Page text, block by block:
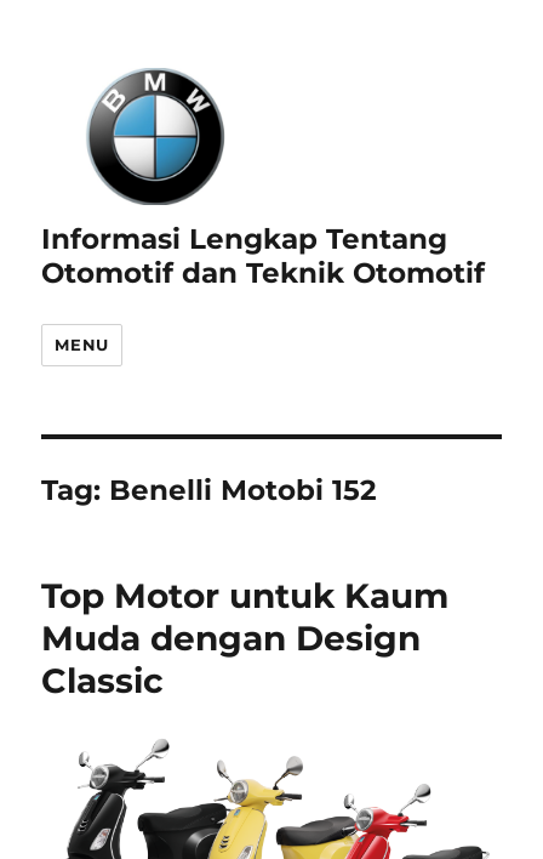
Informasi Lengkap Tentang
Otomotif dan Teknik Otomotif
MENU
Tag: Benelli Motobi 152
Top Motor untuk Kaum
Muda dengan Design
Classic